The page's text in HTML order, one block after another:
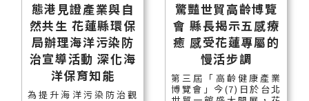
態港見證產業與自
然共生 花蓮縣環保
局辦理海洋污染防
治宣導活動 深化海
洋保育知能
為提升海洋污染防治觀
驚豔世貿高齡博覽
會 縣長揭示五感療
癒 感受花蓮專屬的
慢活步調
第三屆「高齡健康產業
博覽會」今(7)日於台北